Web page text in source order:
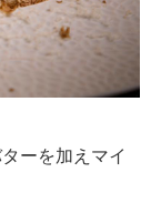
ーを加えマイ